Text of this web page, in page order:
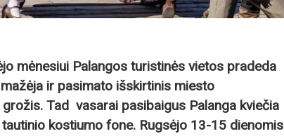
mėnesiui Palangos turistinės vietos pradeda
ir pasimato išskirtinis miesto
Tad vasarai pasibaigus Palanga kviečia
kostiumo fone. Rugsėjo 13-15 dienomis